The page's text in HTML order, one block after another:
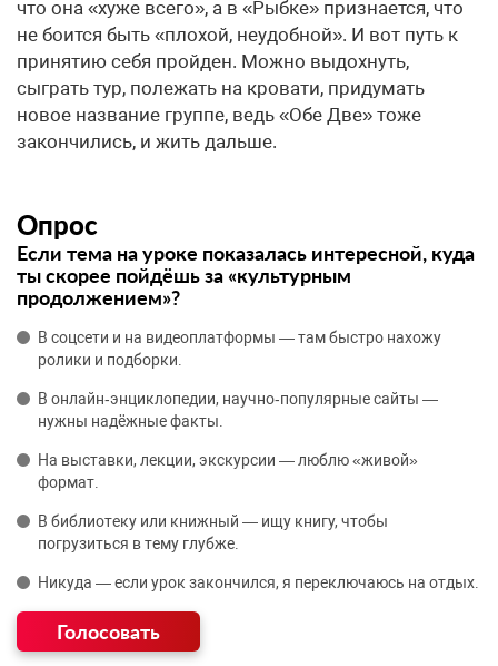
что она «хуже всего», а в «Рыбке» признается, что
не боится быть «плохой, неудобной». И вот путь к
принятию себя пройден. Можно выдохнуть,
сыграть тур, полежать на кровати, придумать
новое название группе, ведь «Обе Две» тоже
закончились, и жить дальше.
Опрос
Если тема на уроке показалась интересной, куда
ты скорее пойдёшь за «культурным
продолжением»?
В соцсети и на видеоплатформы — там быстро нахожу
ролики и подборки.
В онлайн‑энциклопедии, научно‑популярные сайты —
нужны надёжные факты.
На выставки, лекции, экскурсии — люблю «живой»
формат.
В библиотеку или книжный — ищу книгу, чтобы
погрузиться в тему глубже.
Никуда — если урок закончился, я переключаюсь на отдых.